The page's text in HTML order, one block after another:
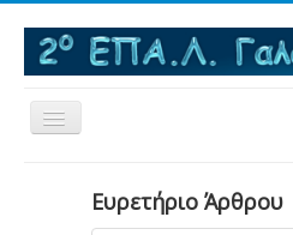
Εναλλαγή
πλοήγησης
Το σχολείο
Ευρετήριο Άρθρου